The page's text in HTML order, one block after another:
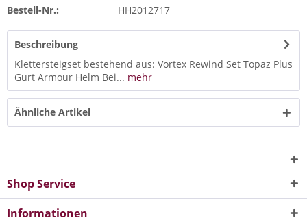
Bestell-Nr.: HH2012717
Beschreibung
Klettersteigset bestehend aus: Vortex Rewind Set Topaz Plus
Gurt Armour Helm Bei... mehr
Ähnliche Artikel
Shop Service
Informationen